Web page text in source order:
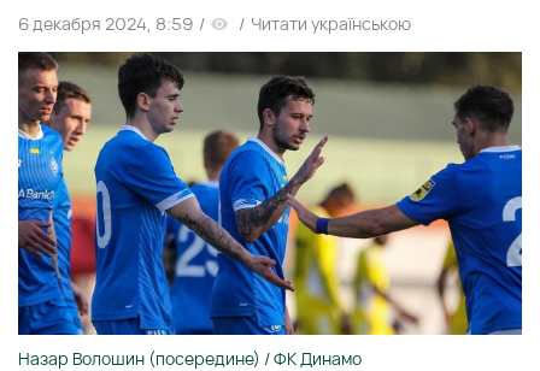
6 декабря 2024, 8:59 / / Читати українською
Назар Волошин (посередине) / ФК Динамо